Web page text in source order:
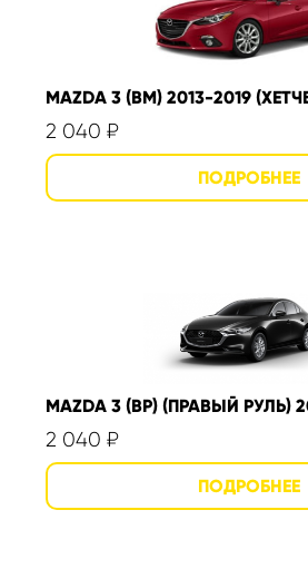
MAZDA 3 (BM) 2013-2019
2 040 ₽
MAZDA 3 (BP) (ПРАВЫЙ РУЛЬ)
2 040 ₽